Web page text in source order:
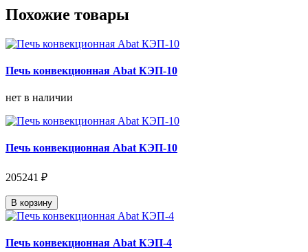
Похожие товары
Печь конвекционная Abat КЭП-10
нет в наличии
Печь конвекционная Abat КЭП-10
205241 ₽
В корзину
Печь конвекционная Abat КЭП-4